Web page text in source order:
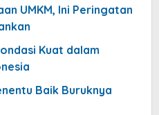
UMKM, Ini Peringatan
Kuat dalam
Baik Buruknya